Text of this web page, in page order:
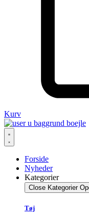
Kurv
Forside
Nyheder
Kategorier
Close Kategorier
Tøj